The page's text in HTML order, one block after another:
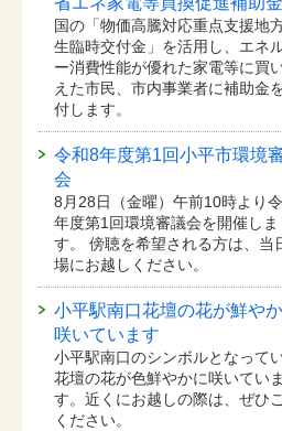
国の「物価高騰対応重点支援地
生臨時交付金」を活用し、エネ
ー消費性能が優れた家電等に買
えた市民、市内事業者に補助金
付します。
令和8年度第1回小平市環境
会
8月28日（金曜）午前10時より
年度第1回環境審議会を開催しま
す。 傍聴を希望される方は、当
場にお越しください。
小平駅南口花壇の花が鮮や
咲いています
小平駅南口のシンボルとなって
花壇の花が色鮮やかに咲いていま
す。近くにお越しの際は、ぜひ
ください。